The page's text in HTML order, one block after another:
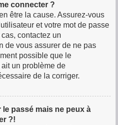
connecter ?
être la cause. Assurez-vous
et votre mot de passe
contactez un
de vous assurer de ne pas
possible que le
un problème de
de la corriger.
le passé mais ne peux à
?!